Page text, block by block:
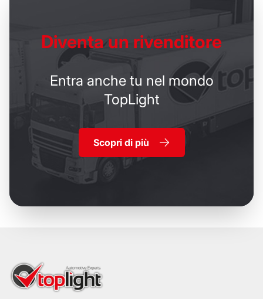
Diventa un rivenditore
Entra anche tu nel mondo
TopLight
Scopri di più